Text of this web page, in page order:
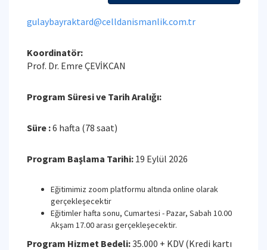
gulaybayraktard@celldanismanlik.com.tr
Koordinatör:
Prof. Dr. Emre ÇEVİKCAN
Program Süresi ve Tarih Aralığı:
Süre :6 hafta (78 saat)
Program Başlama Tarihi: 19 Eylül 2026
Eğitimimiz zoom platformu altında online olarak
gerçekleşecektir
Eğitimler hafta sonu, Cumartesi - Pazar, Sabah 10.00
Akşam 17.00 arası gerçekleşecektir.
Program Hizmet Bedeli:35.000 + KDV (Kredi kartı